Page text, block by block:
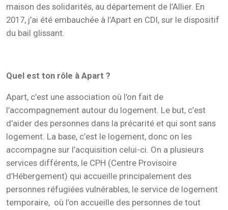
maison des solidarités, au département de l’Allier. En
2017, j’ai été embauchée à l’Apart en CDI, sur le dispositif
du bail glissant.
Quel est ton rôle à Apart ?
Apart, c’est une association où l’on fait de
l’accompagnement autour du logement. Le but, c’est
d’aider des personnes dans la précarité et qui sont sans
logement. La base, c’est le logement, donc on les
accompagne sur l’acquisition celui-ci. On a plusieurs
services différents, le CPH (Centre Provisoire
d’Hébergement) qui accueille principalement des
personnes réfugiées vulnérables, le service de logement
temporaire, où l’on accueille des personnes de tout